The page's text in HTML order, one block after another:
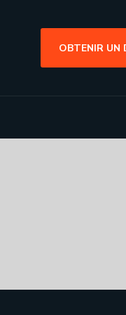
OBTENIR UN